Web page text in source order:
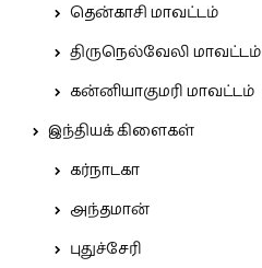
தென்காசி மாவட்டம்
திருநெல்வேலி மாவட்டம்
கன்னியாகுமரி மாவட்டம்
இந்தியக் கிளைகள்
கர்நாடகா
அந்தமான்
புதுச்சேரி